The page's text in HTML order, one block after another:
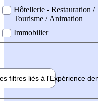
Hôtellerie - Restauration /
Tourisme / Animation
Immobilier
filtres liés à l'Expérience